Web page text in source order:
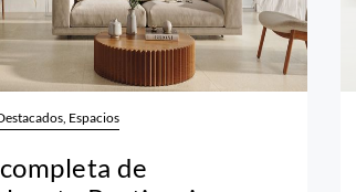
Espacios
de